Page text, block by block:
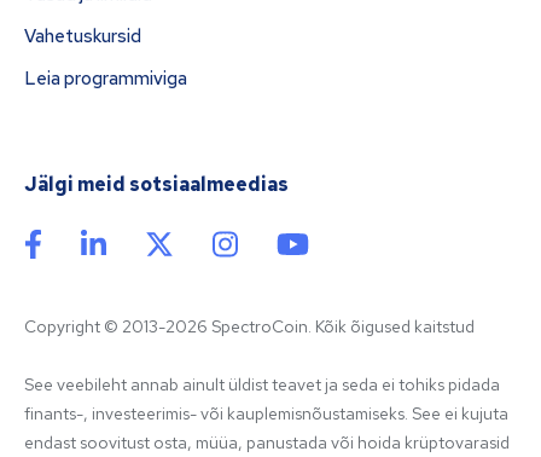
Vahetuskursid
Leia programmiviga
Jälgi meid sotsiaalmeedias
Copyright © 2013-2026 SpectroCoin. Kõik õigused kaitstud
See veebileht annab ainult üldist teavet ja seda ei tohiks pidada
finants-, investeerimis- või kauplemisnõustamiseks. See ei kujuta
endast soovitust osta, müüa, panustada või hoida krüptovarasid